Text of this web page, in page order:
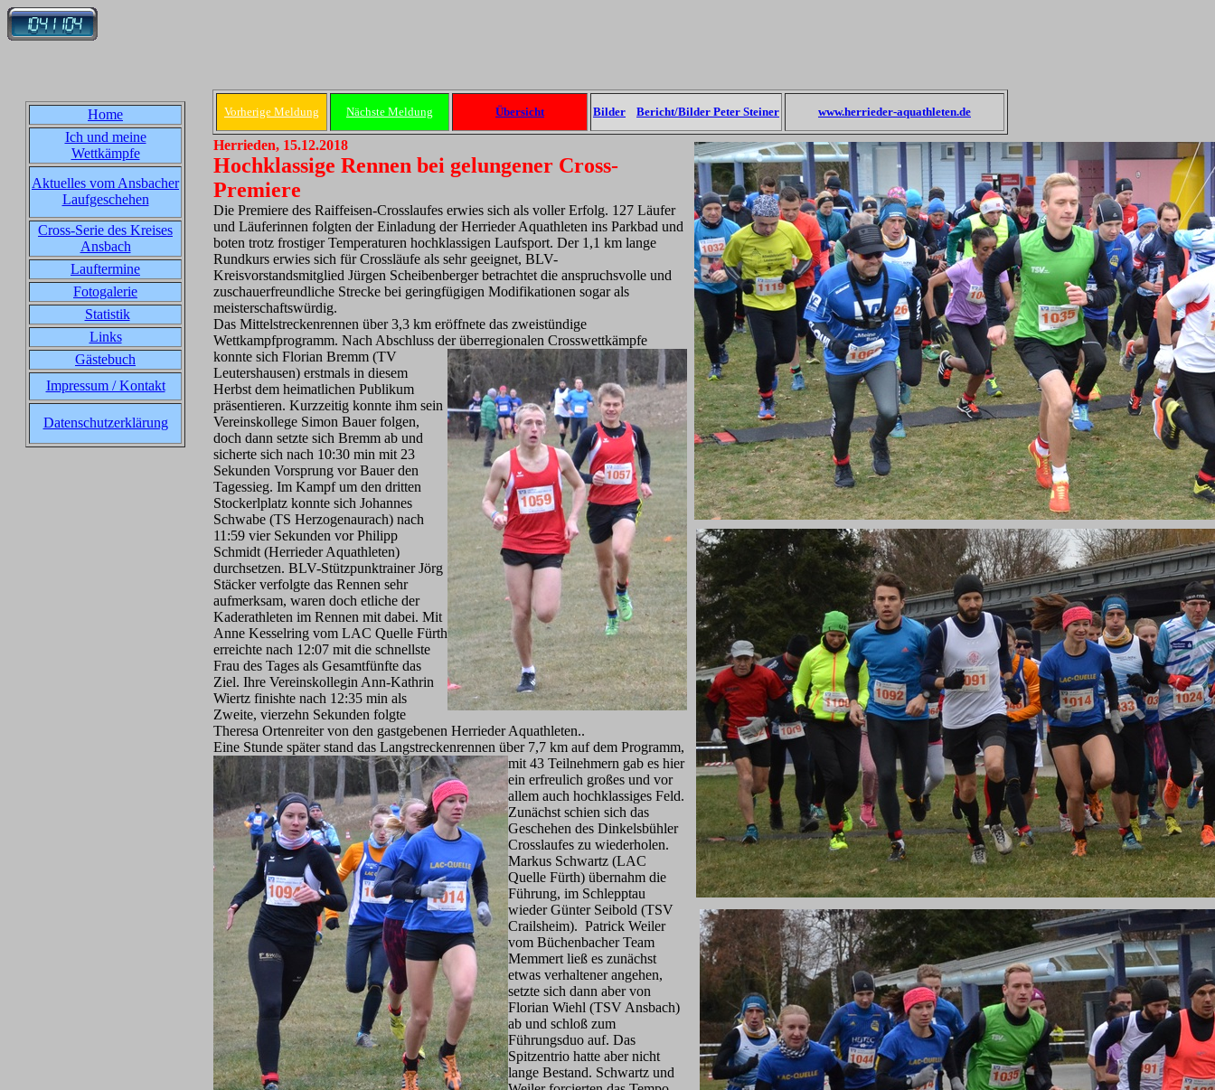
Home
Ich und meine
Wettkämpfe
Aktuelles vom Ansbacher
Laufgeschehen
Cross-Serie des Kreises
Ansbach
Lauftermine
Fotogalerie
Statistik
Links
Gästebuch
Impressum / Kontakt
Datenschutzerklärung
Vorherige Meldung Nächste Meldung Übersicht Bilder Bericht/Bilder Peter Steiner www.herrieder-aquathleten.de
Herrieden, 15.12.2018
Hochklassige Rennen bei gelungener Cross-
Premiere
Die Premiere des Raiffeisen-Crosslaufes erwies sich als voller Erfolg. 127 Läufer
und Läuferinnen folgten der Einladung der Herrieder Aquathleten ins Parkbad und
boten trotz frostiger Temperaturen hochklassigen Laufsport. Der 1,1 km lange
Rundkurs erwies sich für Crossläufe als sehr geeignet, BLV-
Kreisvorstandsmitglied Jürgen Scheibenberger betrachtet die anspruchsvolle und
zuschauerfreundliche Strecke bei geringfügigen Modifikationen sogar als
meisterschaftswürdig.
Das Mittelstreckenrennen über 3,3 km eröffnete das zweistündige
Wettkampfprogramm. Nach Abschluss der überregionalen Crosswettkämpfe
konnte sich Florian Bremm (TV
Leutershausen) erstmals in diesem
Herbst dem heimatlichen Publikum
präsentieren. Kurzzeitig konnte ihm sein
Vereinskollege Simon Bauer folgen,
doch dann setzte sich Bremm ab und
sicherte sich nach 10:30 min mit 23
Sekunden Vorsprung vor Bauer den
Tagessieg. Im Kampf um den dritten
Stockerlplatz konnte sich Johannes
Schwabe (TS Herzogenaurach) nach
11:59 vier Sekunden vor Philipp
Schmidt (Herrieder Aquathleten)
durchsetzen. BLV-Stützpunktrainer Jörg
Stäcker verfolgte das Rennen sehr
aufmerksam, waren doch etliche der
Kaderathleten im Rennen mit dabei. Mit
Anne Kesselring vom LAC Quelle Fürth
erreichte nach 12:07 mit die schnellste
Frau des Tages als Gesamtfünfte das
Ziel. Ihre Vereinskollegin Ann-Kathrin
Wiertz finishte nach 12:35 min als
Zweite, vierzehn Sekunden folgte
Theresa Ortenreiter von den gastgebenen Herrieder Aquathleten..
Eine Stunde später stand das Langstreckenrennen über 7,7 km auf dem Programm,
mit 43 Teilnehmern gab es hier
ein erfreulich großes und vor
allem auch hochklassiges Feld.
Zunächst schien sich das
Geschehen des Dinkelsbühler
Crosslaufes zu wiederholen.
Markus Schwartz (LAC
Quelle Fürth) übernahm die
Führung, im Schlepptau
wieder Günter Seibold (TSV
Crailsheim). Patrick Weiler
vom Büchenbacher Team
Memmert ließ es zunächst
etwas verhaltener angehen,
setzte sich dann aber von
Florian Wiehl (TSV Ansbach)
ab und schloß zum
Führungsduo auf. Das
Spitzentrio hatte aber nicht
lange Bestand. Schwartz und